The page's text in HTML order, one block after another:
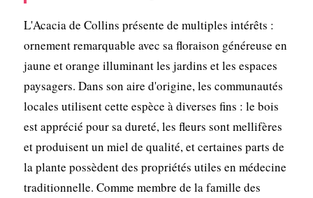
L'Acacia de Collins présente de multiples intérêts :
ornement remarquable avec sa floraison généreuse en
jaune et orange illuminant les jardins et les espaces
paysagers. Dans son aire d'origine, les communautés
locales utilisent cette espèce à diverses fins : le bois
est apprécié pour sa dureté, les fleurs sont mellifères
et produisent un miel de qualité, et certaines parts de
la plante possèdent des propriétés utiles en médecine
traditionnelle. Comme membre de la famille des